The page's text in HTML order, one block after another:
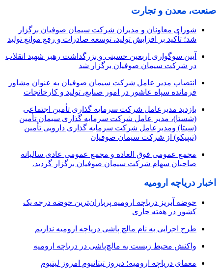
صنعت، معدن و تجارت
شورای معاونان و مدیران شرکت سیمان صوفیان برگزار
شد؛ تأکید بر افزایش تولید، توسعه صادرات و رفع موانع تولید
آیین سوگواری اربعین حسینی و بزرگداشت رهبر شهید انقلاب
در شرکت سیمان صوفیان برگزار شد
انتصاب مدیر عامل شرکت سیمان صوفیان به عنوان مشاور
فرمانده سپاه عاشور در امور صنایع، تولید و کارخانجات
بازدید مدیرعامل شرکت سرمایه گذاری تأمین اجتماعی
(شستا)، مدیر عامل شرکت سرمایه گذاری سیمان تأمین
(سیتا) ومدیرعامل شرکت سرمایه گذاری دارویی تأمین
(تیپیکو) از شرکت سیمان صوفیان
مجمع عمومی فوق العاده و مجمع عمومی عادی سالیانه
صاحبان سهام شرکت سیمان صوفیان برگزار گردید.
اخبار دریاچه ارومیه
حوضه آبریز دریاچه ارومیه پرباران‌ترین حوضه‌ درجه یک
کشور در هفته جاری
طرح اجرایی به نام مالچ پاشی دریاچه ارومیه نداریم
واکنش محیط زیست به مالچ‌پاشی در دریاچه ارومیه
معمای دریاچه ارومیه؛ دیروز تیتانیوم امروز لیتیوم